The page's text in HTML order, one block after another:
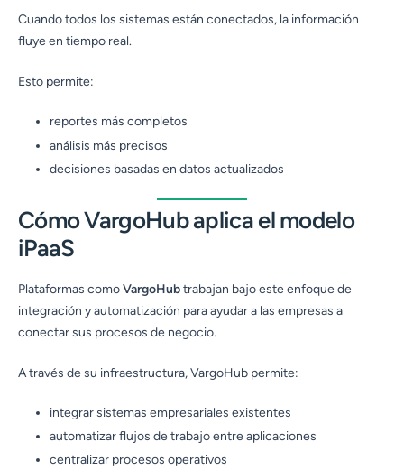
Cuando todos los sistemas están conectados, la información
fluye en tiempo real.
Esto permite:
reportes más completos
análisis más precisos
decisiones basadas en datos actualizados
Cómo VargoHub aplica el modelo
iPaaS
Plataformas comoVargoHubtrabajan bajo este enfoque de
integración y automatización para ayudar a las empresas a
conectar sus procesos de negocio.
A través de su infraestructura, VargoHub permite:
integrar sistemas empresariales existentes
automatizar flujos de trabajo entre aplicaciones
centralizar procesos operativos